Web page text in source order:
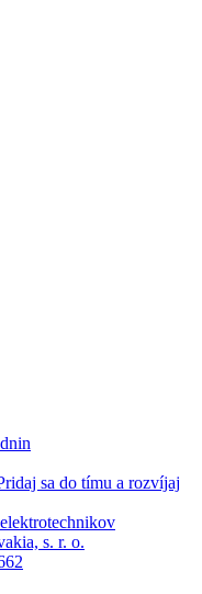
sa do tímu a rozvíjaj
s. r. o.